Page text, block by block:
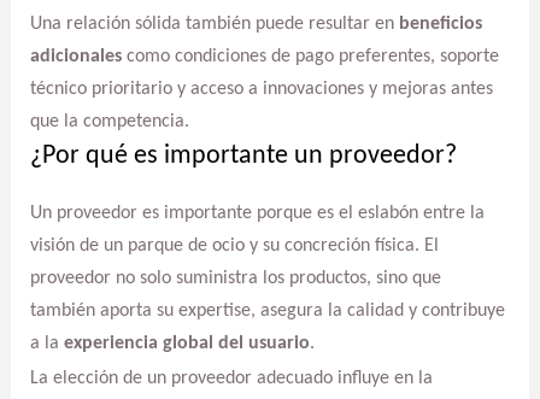
Una relación sólida también puede resultar en beneficios
adicionalescomo condiciones de pago preferentes, soporte
técnico prioritario y acceso a innovaciones y mejoras antes
que la competencia.
¿Por qué es importante un proveedor?
Un proveedor es importante porque es el eslabón entre la
visión de un parque de ocio y su concreción física. El
proveedor no solo suministra los productos, sino que
también aporta su expertise, asegura la calidad y contribuye
a la experiencia global del usuario.
La elección de un proveedor adecuado influye en la